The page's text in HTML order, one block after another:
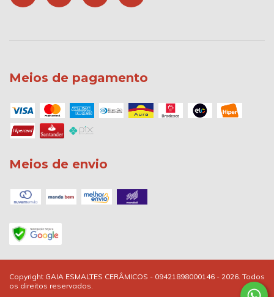
Meios de pagamento
Meios de envio
Copyright GAIA ESMALTES CERÂMICOS - 09421898000146 - 2026. Todos
os direitos reservados.